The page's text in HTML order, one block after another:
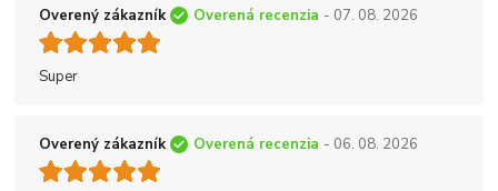
Overený zákazník Overená recenzia - 07. 08. 2026
Super
Overený zákazník Overená recenzia - 06. 08. 2026